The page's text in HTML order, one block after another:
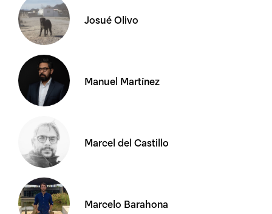
Josué Olivo
Manuel Martínez
Marcel del Castillo
Marcelo Barahona